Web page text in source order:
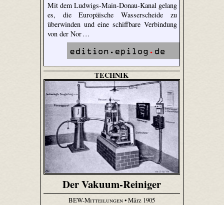
Mit dem Ludwigs-Main-Donau-Kanal gelang
es, die Europäische Wasserscheide zu
überwinden und eine schiffbare Verbindung
von der Nor …
TECHNIK
Der Vakuum-Reiniger
BEW-Mitteilungen• März 1905